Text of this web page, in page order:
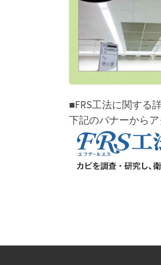
■FRS工法に関する
下記のバナーからア